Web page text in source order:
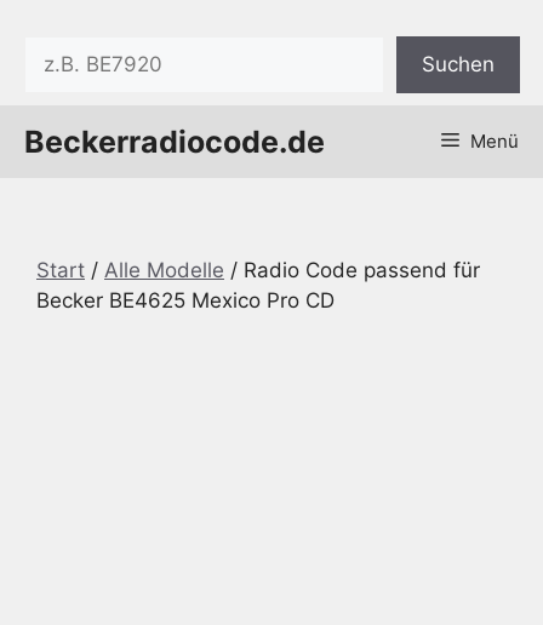
springen
Suchen
Beckerradiocode.de Menü
Start / Alle Modelle / Radio Code passend für
Becker BE4625 Mexico Pro CD